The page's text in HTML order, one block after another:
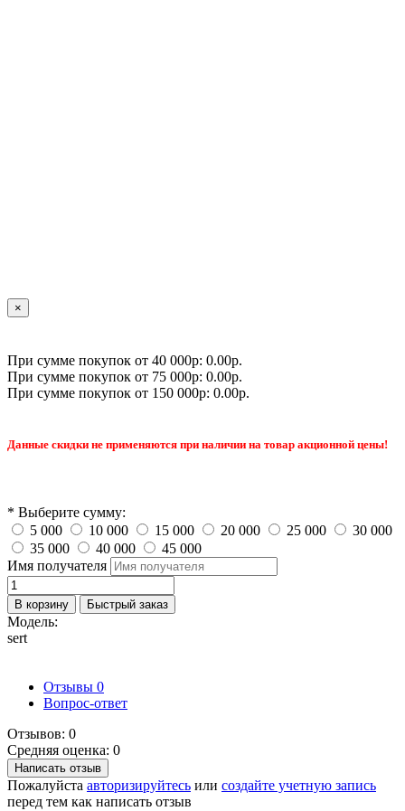
×
При сумме покупок от 40 000р: 0.00р.
При сумме покупок от 75 000р: 0.00р.
При сумме покупок от 150 000р: 0.00р.
Данные скидки не применяются при наличии на товар акционной цены!
* Выберите сумму:
5 000
10 000 15 000 20 000 25 000
30 000
35 000
40 000
45 000
Имя получателя
В корзину Быстрый заказ
Модель:
sert
Отзывы 0
Вопрос-ответ
Отзывов: 0
Средняя оценка: 0
Написать отзыв
Пожалуйста авторизируйтесь или создайте учетную запись
перед тем как написать отзыв